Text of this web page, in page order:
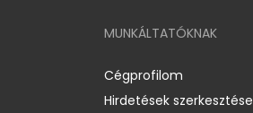
MUNKÁLTATÓKNAK
Cégprofilom
Hirdetések szerkesztése